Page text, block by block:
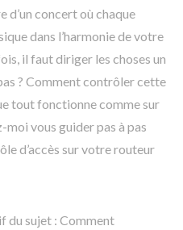
d’un concert où chaque
dans l’harmonie de votre
il faut diriger les choses un
? Comment contrôler cette
tout fonctionne comme sur
moi vous guider pas à pas
d’accès sur votre routeur
du sujet : Comment